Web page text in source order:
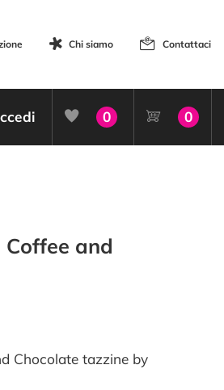
Chi siamo Contattaci
0 0
and
Chocolate tazzine by